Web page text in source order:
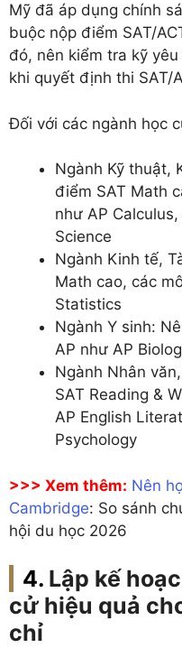
Mỹ đã áp dụng chính
buộc nộp điểm SAT/
đó, nên kiểm tra kỹ
khi quyết định thi SAT/
Đối với các ngành học
Ngành Kỹ thuật,
điểm SAT Math
như AP
Science
Ngành Kinh tế,
Math cao, các
Statistics
Ngành Y sinh:
AP như AP
Ngành Nhân
SAT Reading &
AP English
Psychology
>>> Xem thêm: Nên
Cambridge: So sánh
hội du học 2026
Lập kế
cử hiệu quả
chỉ